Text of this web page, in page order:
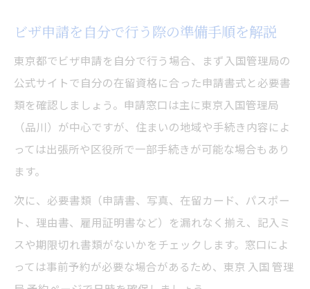
ビザ申請を自分で行う際の準備手順を解説
東京都でビザ申請を自分で行う場合、まず入国管理局の
公式サイトで自分の在留資格に合った申請書式と必要書
類を確認しましょう。申請窓口は主に東京入国管理局
（品川）が中心ですが、住まいの地域や手続き内容によ
っては出張所や区役所で一部手続きが可能な場合もあり
ます。
次に、必要書類（申請書、写真、在留カード、パスポー
ト、理由書、雇用証明書など）を漏れなく揃え、記入ミ
スや期限切れ書類がないかをチェックします。窓口によ
っては事前予約が必要な場合があるため、東京 入国 管理